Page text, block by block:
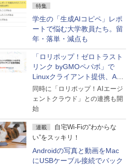
特集
学生の「生成AIコピペ」レポ
ートで悩む大学教員たち。留
年・落単・減点も
「ロリポップ！ゼロトラスト
リンク byGMOペパボ」で
Linuxクライアント提供、AI
エージェントの接続が容易に
同時に「ロリポップ！AIエージ
ェントクラウド」との連携も開
始
連載
自宅Wi-Fiの“わからな
い”をスッキリ！
Androidの写真と動画をMac
にUSBケーブル接続でバック